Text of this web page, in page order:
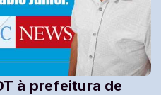
à prefeitura de